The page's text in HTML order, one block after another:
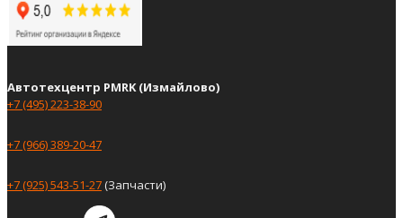
Автотехцентр PMRK (Измайлово)
+7 (495) 223-38-90
+7 (966) 389-20-47
+7 (925) 543-51-27(Запчасти)